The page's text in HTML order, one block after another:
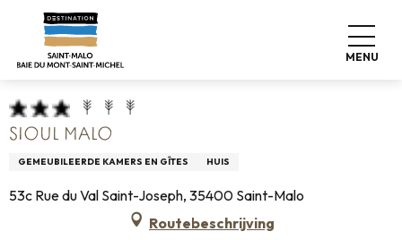
contenu
MENU
Home Pro & Pers
Info over accommodatie +
Gemeubileerde accommodatie
SIOUL MALO
GEMEUBILEERDE KAMERS EN GÎTES HUIS
53c Rue du Val Saint-Joseph, 35400 Saint-Malo
Routebeschrijving